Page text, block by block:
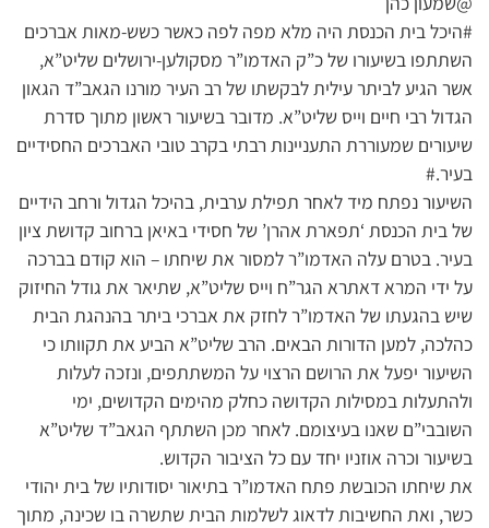
#היכל בית הכנסת היה מלא מפה לפה כאשר כשש-מאות אברכים
השתתפו בשיעורו של כ”ק האדמו”ר מסקולען-ירושלים שליט”א,
אשר הגיע לביתר עילית לבקשתו של רב העיר מורנו הגאב”ד הגאון
הגדול רבי חיים וייס שליט”א. מדובר בשיעור ראשון מתוך סדרת
שיעורים שמעוררת התעניינות רבתי בקרב טובי האברכים החסידיים
בעיר.#
השיעור נפתח מיד לאחר תפילת ערבית, בהיכל הגדול ורחב הידיים
של בית הכנסת ‘תפארת אהרן’ של חסידי באיאן ברחוב קדושת ציון
בעיר. בטרם עלה האדמו”ר למסור את שיחתו – הוא קודם בברכה
על ידי המרא דאתרא הגר”ח וייס שליט”א, שתיאר את גודל החיזוק
שיש בהגעתו של האדמו”ר לחזק את אברכי ביתר בהנהגת הבית
כהלכה, למען הדורות הבאים. הרב שליט”א הביע את תקוותו כי
השיעור יפעל את הרושם הרצוי על המשתתפים, ונזכה לעלות
ולהתעלות במסילות הקדושה כחלק מהימים הקדושים, ימי
השובבי”ם שאנו בעיצומם. לאחר מכן השתתף הגאב”ד שליט”א
בשיעור וכרה אוזניו יחד עם כל הציבור הקדוש.
את שיחתו הכובשת פתח האדמו”ר בתיאור יסודותיו של בית יהודי
כשר, ואת החשיבות לדאוג לשלמות הבית שתשרה בו שכינה, מתוך